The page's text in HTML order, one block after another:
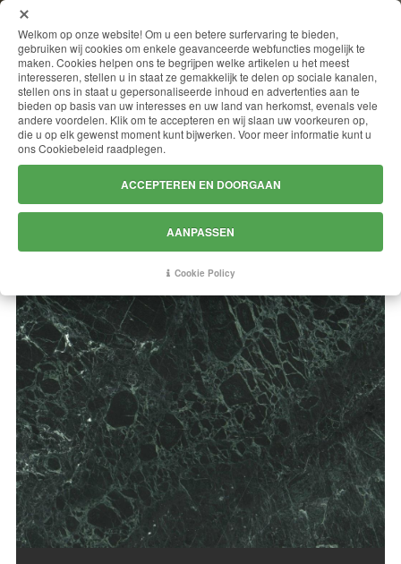
VERDE ALPI RAMEGGIATO
Welkom op onze website! Om u een betere surfervaring te bieden,
gebruiken wij cookies om enkele geavanceerde webfuncties mogelijk te
maken. Cookies helpen ons te begrijpen welke artikelen u het meest
interesseren, stellen u in staat ze gemakkelijk te delen op sociale kanalen,
stellen ons in staat u gepersonaliseerde inhoud en advertenties aan te
bieden op basis van uw interesses en uw land van herkomst, evenals vele
andere voordelen. Klik om te accepteren en wij slaan uw voorkeuren op,
die u op elk gewenst moment kunt bijwerken. Voor meer informatie kunt u
ons Cookiebeleid raadplegen.
ACCEPTEREN EN DOORGAAN
AANPASSEN
Cookie Policy